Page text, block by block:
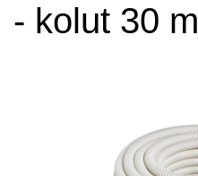
- kolut 30 m